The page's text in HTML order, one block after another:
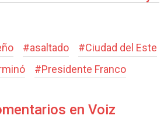
#asaltado #Ciudad del Este
#Presidente Franco
en Voiz